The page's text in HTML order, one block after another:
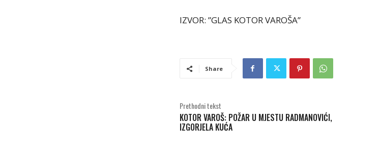
IZVOR: ”GLAS KOTOR VAROŠA”
Share
Prethodni tekst
KOTOR VAROŠ: POŽAR U MJESTU RADMANOVIĆI,
IZGORJELA KUĆA